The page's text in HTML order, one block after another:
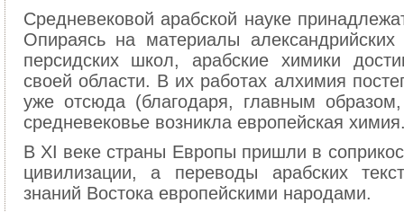
Средневековой арабской науке
Опираясь на материалы
персидских школ, арабские химики
своей области. В их работах алхимия
уже отсюда (благодаря, главным
средневековье возникла европейская
В XI веке страны Европы пришли в
цивилизации, а переводы арабских
знаний Востока европейскими народами.